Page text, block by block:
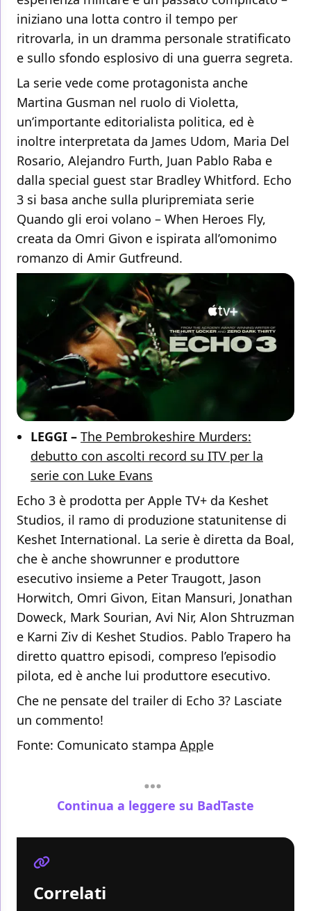
iniziano una lotta contro il tempo per
ritrovarla, in un dramma personale stratificato
e sullo sfondo esplosivo di una guerra segreta.
La serie vede come protagonista anche
Martina Gusman nel ruolo di Violetta,
un’importante editorialista politica, ed è
inoltre interpretata da James Udom, Maria Del
Rosario, Alejandro Furth, Juan Pablo Raba e
dalla special guest star Bradley Whitford. Echo
3 si basa anche sulla pluripremiata serie
Quando gli eroi volano – When Heroes Fly,
creata da Omri Givon e ispirata all’omonimo
romanzo di Amir Gutfreund.
LEGGI – The Pembrokeshire Murders:
debutto con ascolti record su ITV per la
serie con Luke Evans
Echo 3 è prodotta per Apple TV+ da Keshet
Studios, il ramo di produzione statunitense di
Keshet International. La serie è diretta da Boal,
che è anche showrunner e produttore
esecutivo insieme a Peter Traugott, Jason
Horwitch, Omri Givon, Eitan Mansuri, Jonathan
Doweck, Mark Sourian, Avi Nir, Alon Shtruzman
e Karni Ziv di Keshet Studios. Pablo Trapero ha
diretto quattro episodi, compreso l’episodio
pilota, ed è anche lui produttore esecutivo.
Che ne pensate del trailer di Echo 3? Lasciate
un commento!
Fonte: Comunicato stampa Apple
Continua a leggere su BadTaste
Correlati